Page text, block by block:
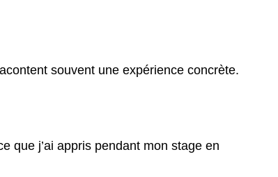
souvent une expérience concrète.
que j’ai appris pendant mon stage en